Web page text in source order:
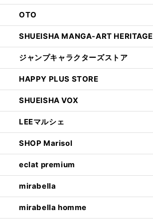
OTO
SHUEISHA MANGA-ART HERITAGE
ジャンプキャラクターズストア
HAPPY PLUS STORE
SHUEISHA VOX
LEEマルシェ
SHOP Marisol
eclat premium
mirabella
mirabella homme